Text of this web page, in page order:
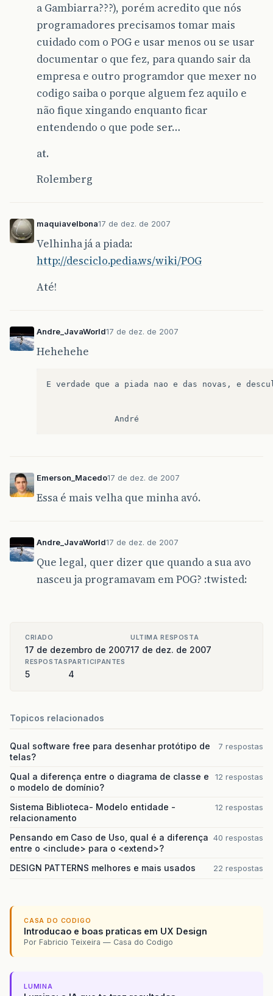
a Gambiarra???), porém acredito que nós
programadores precisamos tomar mais
cuidado com o POG e usar menos ou se usar
documentar o que fez, para quando sair da
empresa e outro programdor que mexer no
codigo saiba o porque alguem fez aquilo e
não fique xingando enquanto ficar
entendendo o que pode ser…
at.
Rolemberg
maquiavelbona17 de dez. de 2007
Velhinha já a piada:
http://desciclo.pedia.ws/wiki/POG
Até!
Andre_JavaWorld17 de dez. de 2007
Hehehehe
E verdade que a piada nao e das novas, e
Emerson_Macedo17 de dez. de 2007
Essa é mais velha que minha avó.
Andre_JavaWorld17 de dez. de 2007
Que legal, quer dizer que quando a sua avo
nasceu ja programavam em POG? :twisted:
CRIADO
17 de dezembro de 2007
ULTIMA RESPOSTA
17 de dez. de 2007
RESPOSTAS
5
PARTICIPANTES
4
Topicos relacionados
Qual software free para desenhar protótipo de
telas?
7 respostas
Qual a diferença entre o diagrama de classe e
o modelo de domínio?
12 respostas
Sistema Biblioteca- Modelo entidade -
relacionamento
12 respostas
Pensando em Caso de Uso, qual é a diferença
entre o <include> para o <extend>?
40 respostas
DESIGN PATTERNS melhores e mais usados 22 respostas
CASA DO CODIGO
Introducao e boas praticas em UX Design
Por Fabricio Teixeira — Casa do Codigo
LUMINA